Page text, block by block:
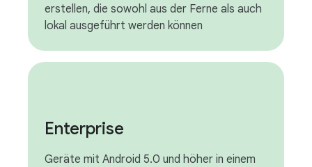
erstellen, die sowohl aus der Ferne als auch
lokal ausgeführt werden können
Enterprise
Geräte mit Android 5.0 und höher in einem